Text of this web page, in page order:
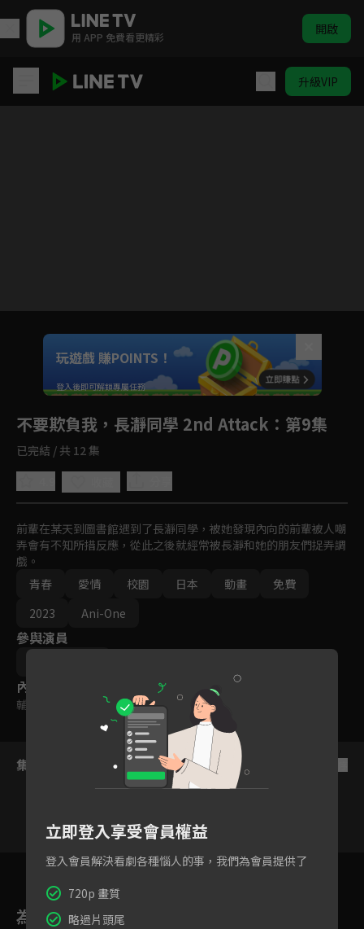
用 APP 免費看更精彩 開啟
升級VIP
Unmute
如有不便請見諒
玩遊戲 賺POINTS！
登入後即可解鎖專屬任務
不要欺負我，長瀞同學 2nd Attack ：第9集
已完結 / 共 12 集
前輩在某天到圖書館遇到了長瀞同學，被她發現內向的前輩被人嘲
弄會有不知所措反應，從此之後就經常被長瀞和她的朋友們捉弄調
戲。
青春
愛情 校園 日本 動畫
免費
2023
Ani-One
參與演員
內容標籤
輔導十二歲級
集數列表
7 8 9 10 11
為您推薦
立即登入享受會員權益
登入會員解決看劇各種惱人的事，我們為會員提供了
720p 畫質
略過片頭尾